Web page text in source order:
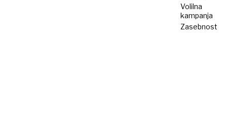
Volilna
kampanja
Zasebnost